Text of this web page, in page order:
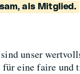
als Mitglied.
unser
eine faire und